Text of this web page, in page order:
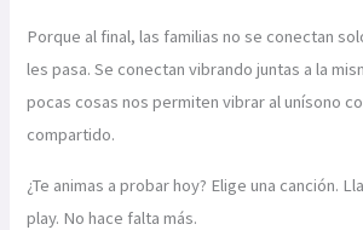
Porque al final, las familias no se conectan
les pasa. Se conectan vibrando juntas a la
pocas cosas nos permiten vibrar al unísono
compartido.
¿Te animas a probar hoy? Elige una canción.
play. No hace falta más.